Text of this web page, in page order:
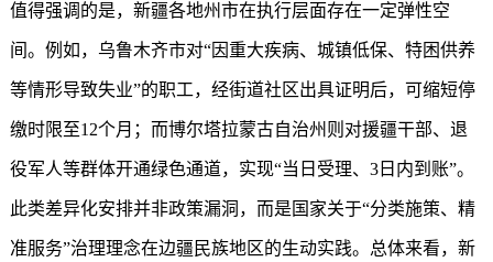
值得强调的是，新疆各地州市在执行层面存在一定弹性空
间。例如，乌鲁木齐市对“因重大疾病、城镇低保、特困供养
等情形导致失业”的职工，经街道社区出具证明后，可缩短停
缴时限至12个月；而博尔塔拉蒙古自治州则对援疆干部、退
役军人等群体开通绿色通道，实现“当日受理、3日内到账”。
此类差异化安排并非政策漏洞，而是国家关于“分类施策、精
准服务”治理理念在边疆民族地区的生动实践。总体来看，新